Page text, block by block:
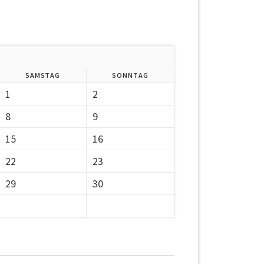
SAMSTAG SONNTAG
1
2
8
9
15
16
22
23
29
30